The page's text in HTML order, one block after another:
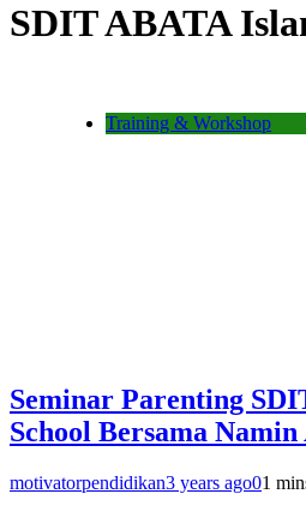
SDIT ABATA
Training & Workshop
Seminar Parenting
School Bersama
motivatorpendidikan3 years ago01